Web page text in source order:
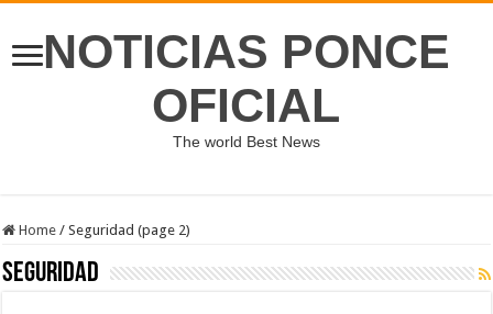
NOTICIAS PONCE
OFICIAL
The world Best News
Home / Seguridad (page 2)
Seguridad